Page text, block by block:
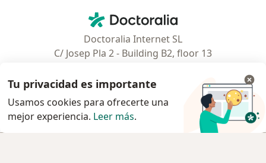
Doctoralia - Página de inicio
Doctoralia Internet SL
C/ Josep Pla 2 - Building B2, floor 13
Facebook
se abre en una nueva
Tu privacidad es importante
Usamos cookies para ofrecerte una
mejor experiencia. Leer más.